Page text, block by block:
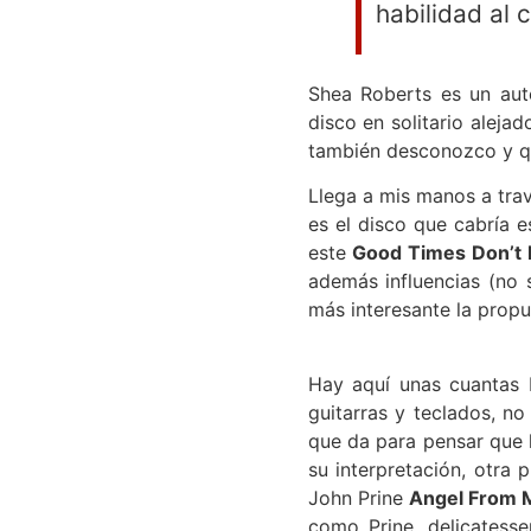
habilidad al
Shea Roberts es un
disco en solitario
también desconozco y
Llega a mis manos a
es el disco que cabría
esteGood Times Don’t
además influencias
más interesante la
Hay aquí unas
guitarras y teclados,
que da para pensar
su interpretación, otra
John Prine Angel From
como Prine,